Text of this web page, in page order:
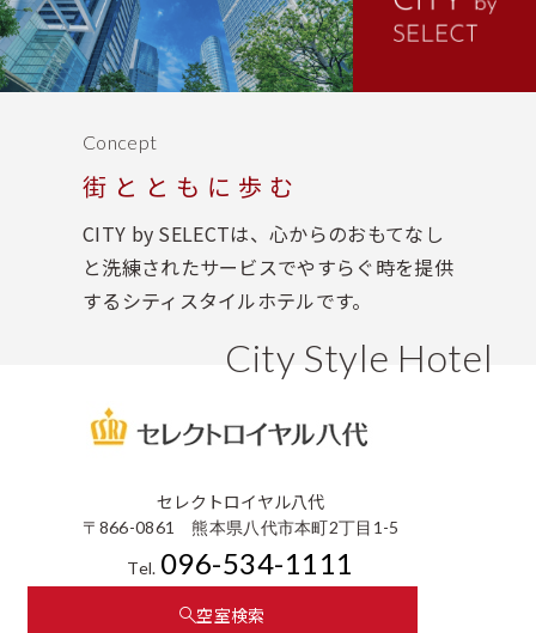
Concept
街とともに歩む
CITY by SELECTは、心からのおもてなし
と洗練されたサービスでやすらぐ時を提供
するシティスタイルホテルです。
City Style Hotel
セレクトロイヤル八代
〒866-0861 熊本県八代市本町2丁目1-5
Tel. 096-534-1111
空室検索